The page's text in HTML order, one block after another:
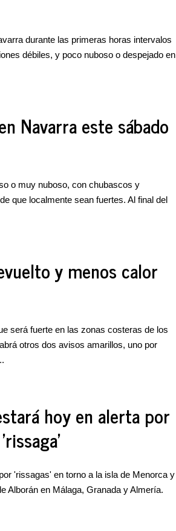
durante las primeras horas intervalos
débiles, y poco nuboso o despejado en
Navarra este sábado
o muy nuboso, con chubascos y
que localmente sean fuertes. Al final del
y menos calor
será fuerte en las zonas costeras de los
otros dos avisos amarillos, uno por
hoy en alerta por
'rissagas' en torno a la isla de Menorca y
Alborán en Málaga, Granada y Almería.